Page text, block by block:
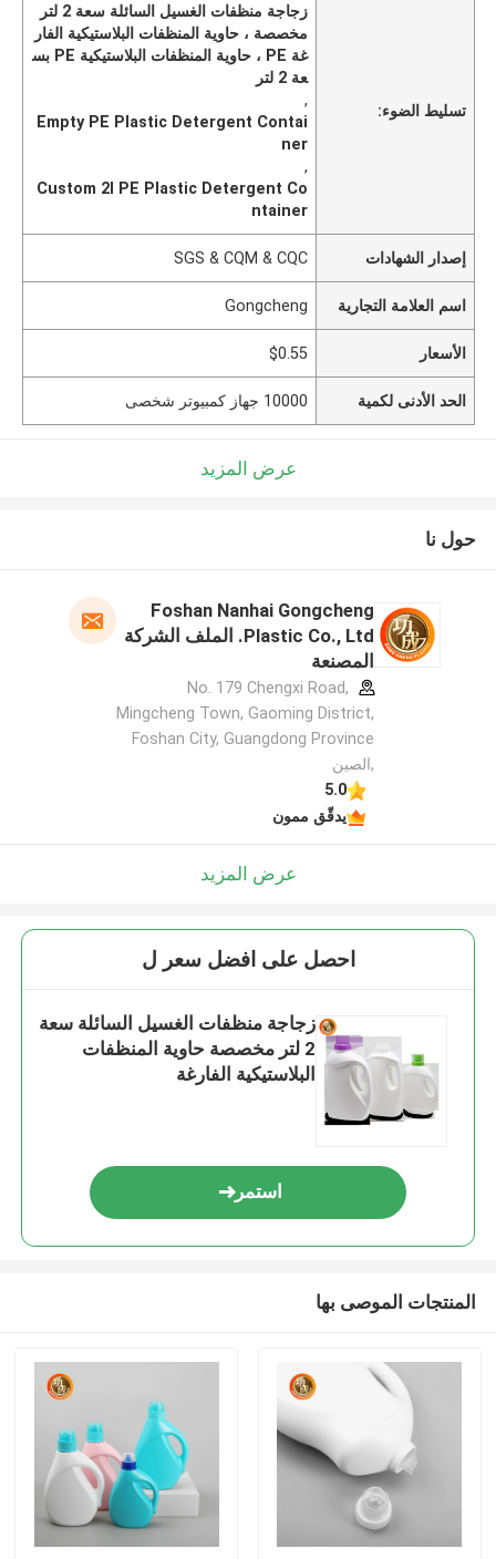
تسليط الضوء:
زجاجة منظفات الغسيل السائلة سعة 2 لتر
مخصصة ، حاوية المنظفات البلاستيكية الفار
غة PE ، حاوية المنظفات البلاستيكية PE بس
عة 2 لتر
,
Empty PE Plastic Detergent Contai
ner
,
Custom 2l PE Plastic Detergent Co
ntainer
إصدار الشهادات SGS & CQM & CQC
اسم العلامة التجارية Gongcheng
الأسعار $0.55
الحد الأدنى لكمية 10000 جهاز كمبيوتر شخصى
عرض المزيد
حول نا
Foshan Nanhai Gongcheng
Plastic Co., Ltd. الملف الشركة
المصنعة
No. 179 Chengxi Road,
Mingcheng Town, Gaoming District,
Foshan City, Guangdong Province
,الصين
5.0
يدقّق ممون
عرض المزيد
احصل على افضل سعر ل
زجاجة منظفات الغسيل السائلة سعة
2 لتر مخصصة حاوية المنظفات
البلاستيكية الفارغة
استمر
المنتجات الموصى بها